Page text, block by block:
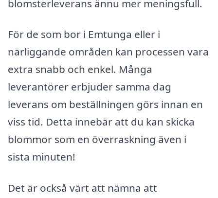
blomsterleverans ännu mer meningsfull.
För de som bor i Emtunga eller i
närliggande områden kan processen vara
extra snabb och enkel. Många
leverantörer erbjuder samma dag
leverans om beställningen görs innan en
viss tid. Detta innebär att du kan skicka
blommor som en överraskning även i
sista minuten!
Det är också värt att nämna att